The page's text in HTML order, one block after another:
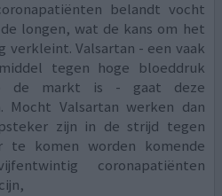
belandt vocht
longen, wat de kans om het
verkleint. Valsartan - een vaak
tegen hoge bloeddruk
de markt is - gaat deze
Mocht Valsartan werken dan
zijn in de strijd tegen
te komen worden komende
coronapatiënten